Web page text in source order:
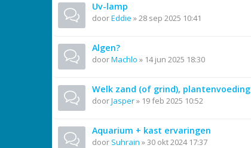
Uv-lamp
doorEddie »28 sep 2025 10:41
Algen?
doorMachlo » 14 jun 2025 18:30
Welk zand (of grind),
doorJasper» 19 feb 2025 10:52
Aquarium + kast ervaringen
door Suhrain »30 okt 2024 17:37